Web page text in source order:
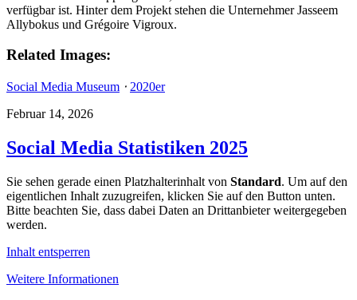
verfügbar ist. Hinter dem Projekt stehen die Unternehmer Jasseem
Allybokus und Grégoire Vigroux.
Related Images:
Social Media Museum ⋅ 2020er
Februar 14, 2026
Social Media Statistiken 2025
Sie sehen gerade einen Platzhalterinhalt von Standard. Um auf den
eigentlichen Inhalt zuzugreifen, klicken Sie auf den Button unten.
Bitte beachten Sie, dass dabei Daten an Drittanbieter weitergegeben
werden.
Inhalt entsperren
Weitere Informationen